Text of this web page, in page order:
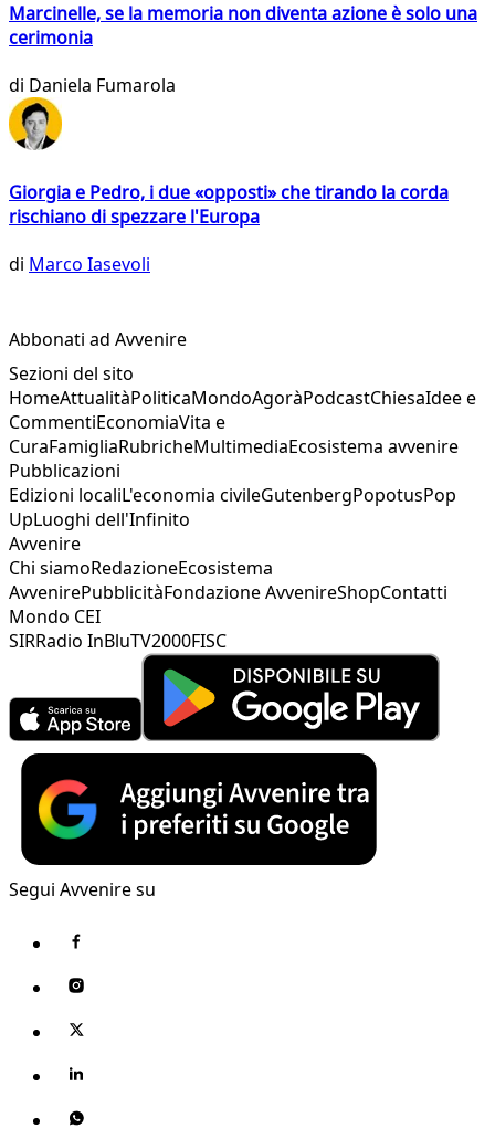
Marcinelle, se la memoria non diventa azione è solo una
cerimonia
di Daniela Fumarola
Giorgia e Pedro, i due «opposti» che tirando la corda
rischiano di spezzare l'Europa
di Marco Iasevoli
Abbonati ad Avvenire
Sezioni del sito
HomeAttualitàPoliticaMondoAgoràPodcastChiesaIdee e
CommentiEconomiaVita e
CuraFamigliaRubricheMultimediaEcosistema avvenire
Pubblicazioni
Edizioni localiL'economia civileGutenbergPopotusPop
UpLuoghi dell'Infinito
Avvenire
Chi siamoRedazioneEcosistema
AvvenirePubblicitàFondazione AvvenireShopContatti
Mondo CEI
SIRRadio InBluTV2000FISC
Segui Avvenire su